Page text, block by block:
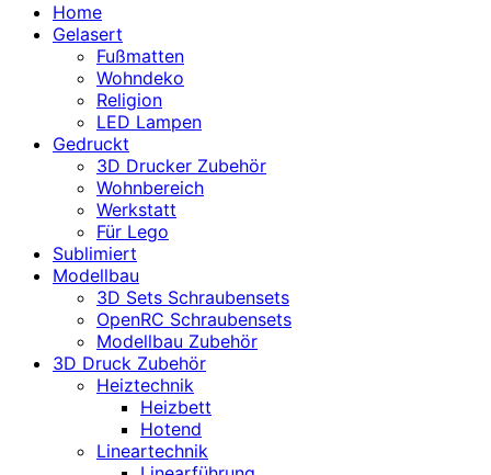
Home
Gelasert
Fußmatten
Wohndeko
Religion
LED Lampen
Gedruckt
3D Drucker Zubehör
Wohnbereich
Werkstatt
Für Lego
Sublimiert
Modellbau
3D Sets Schraubensets
OpenRC Schraubensets
Modellbau Zubehör
3D Druck Zubehör
Heiztechnik
Heizbett
Hotend
Lineartechnik